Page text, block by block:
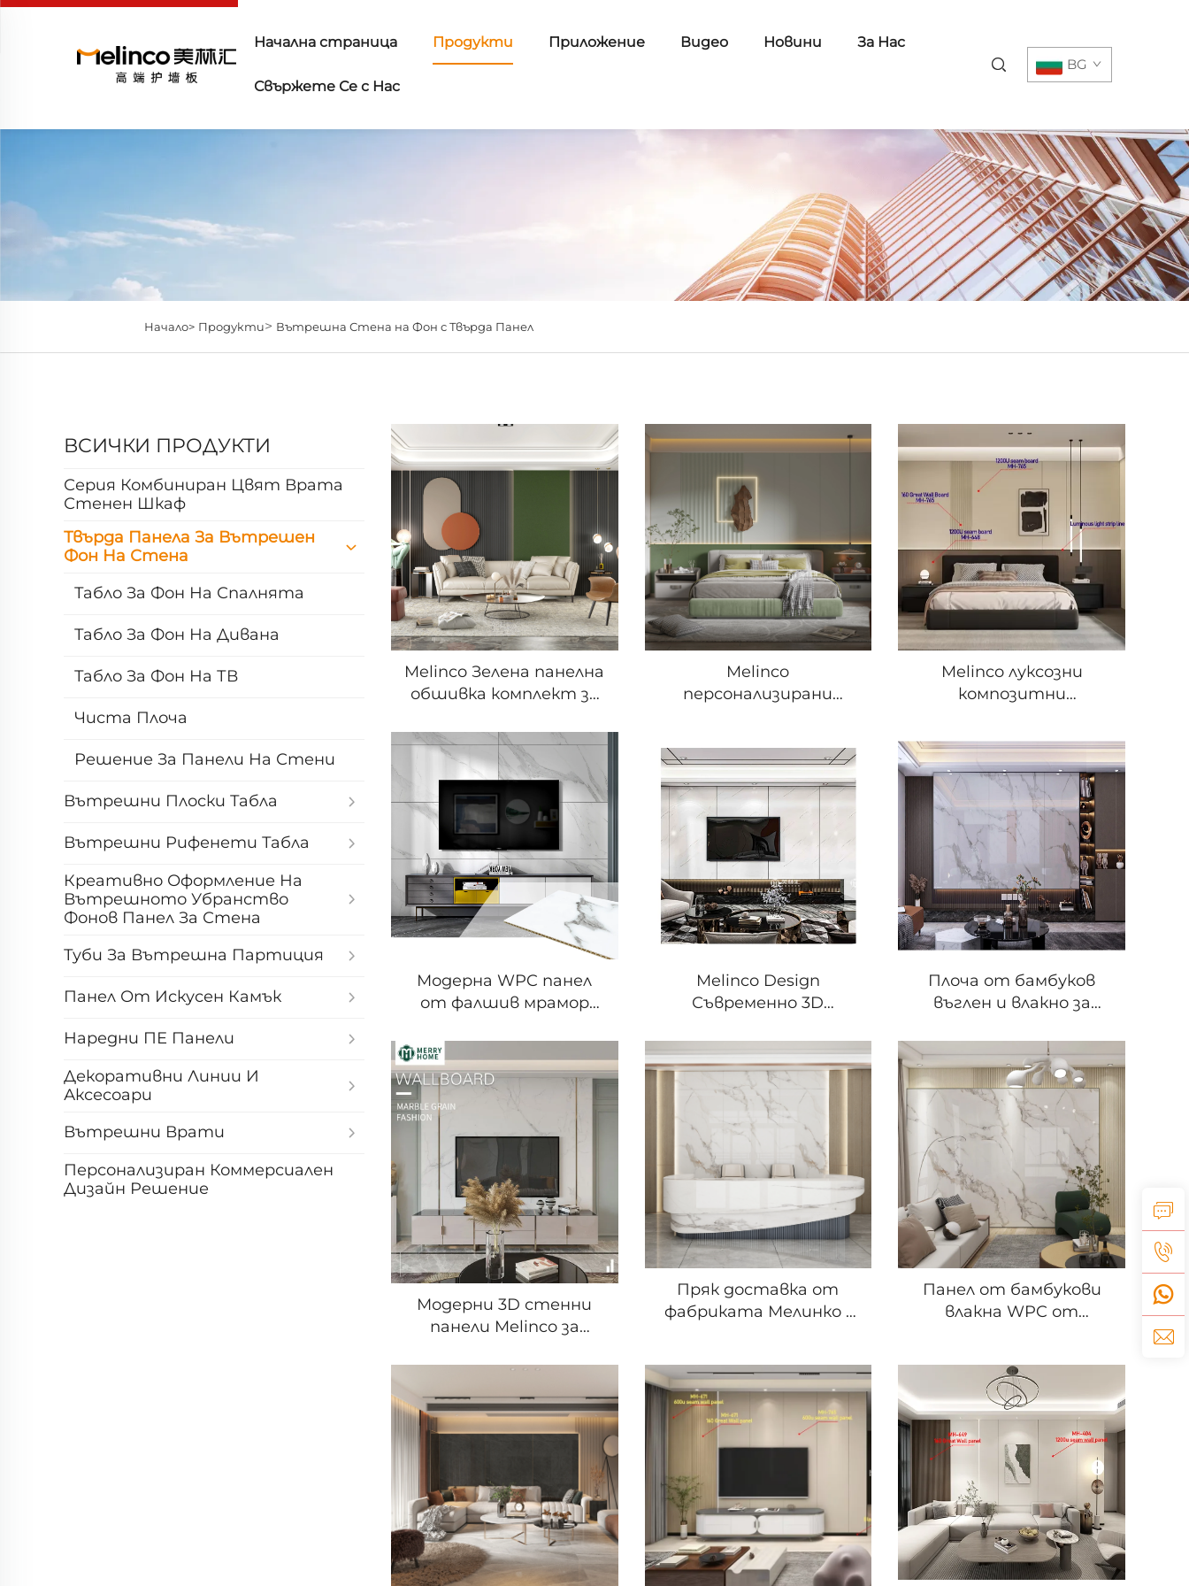
Начална страница Продукти Приложение Видео Новини За Нас
Свържете Се с Нас
BG
Начало> Продукти> Вътрешна Стена на Фон с Твърда Панел
ВСИЧКИ ПРОДУКТИ
Серия Комбиниран Цвят Врата
Стенен Шкаф
Твърда Панела За Вътрешен
Фон На Стена
Табло За Фон На Спалнята
Табло За Фон На Дивана
Табло За Фон На ТВ
Чиста Плоча
Решение За Панели На Стени
Вътрешни Плоски Табла
Вътрешни Рифенети Табла
Креативно Оформление На
Вътрешното Убранство
Фонов Панел За Стена
Туби За Вътрешна Партиция
Панел От Искусен Камък
Наредни ПЕ Панели
Декоративни Линии И
Аксесоари
Вътрешни Врати
Персонализиран Коммерсиален
Дизайн Решение
Melinco Зелена панелна
обшивка комплект за
гофрирани панели
дизайн с комбиниране
WPC панели за
вътрешни стени
комплект
Melinco
персонализирани
3D форма подходящи за
дневни салони хотели
вили
Melinco луксозни
композитни
модерен дизайн PVC
вътрешно украсяване
персонализирана
телевизионна фон
стена
Модерна WPC панел
от фалшив мрамор
за вила хотел
висококачествени
панели за декорация на
вътрешни стени
Melinco Design
Съвременно 3D
решение за имотна
ивица за хотел
апартамент вила
архитектура в дневна
Плоча от бамбуков
въглен и влакно за
мраморна пленка с
антимокри стени за
вили и спални
Модерни 3D стенни
панели Melinco за
на хотелска вила -
комплект мраморни
стени
Пряк доставка от
фабриката Мелинко -
от WPC, плоча от
бамбукови влакна,
фонова панел-плоча от
PVC с мраморен ефект
Панел от бамбукови
влакна WPC от
продължителна
вътрешна стена,
рифлен панел, WPC PVC
стени